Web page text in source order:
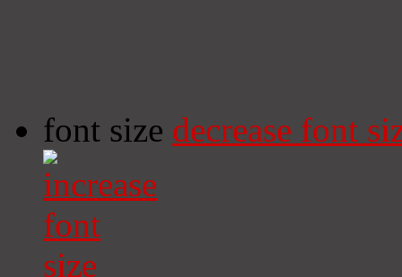
font size decrease font